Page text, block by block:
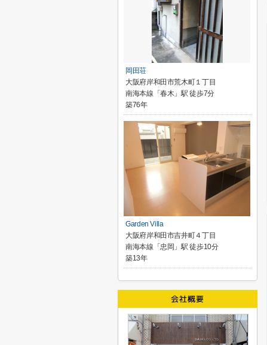
岡田荘
大阪府岸和田市荒木町１丁目
南海本線「春木」駅 徒歩7分
築76年
Garden Villa
大阪府岸和田市吉井町４丁目
南海本線「忠岡」駅 徒歩10分
築13年